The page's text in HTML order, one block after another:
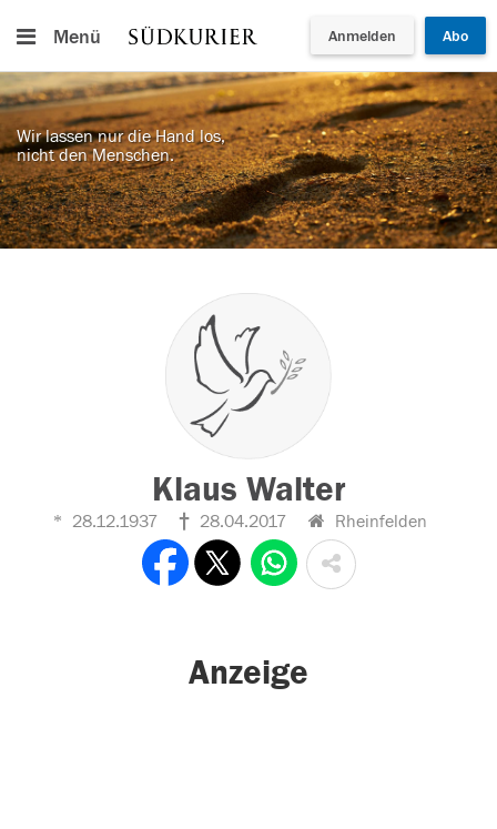
Menü Anmelden Abo
Wir lassen nur die Hand los,
nicht den Menschen.
Klaus Walter
28.12.1937 28.04.2017 Rheinfelden
Anzeige